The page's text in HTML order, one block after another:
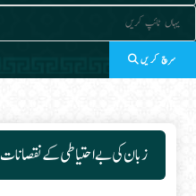
سرچ کریں
زبان کی بے احتیاطی کے نقصانات